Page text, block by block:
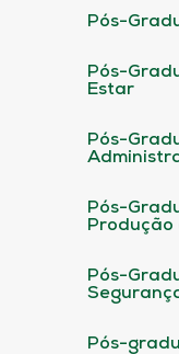
Pós-
Pós-
Estar
Pós-
Pós-
Produção
Pós-
Pós-